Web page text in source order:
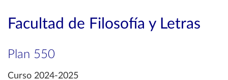
Facultad de Filosofía y Letras
Plan 550
Curso 2024-2025